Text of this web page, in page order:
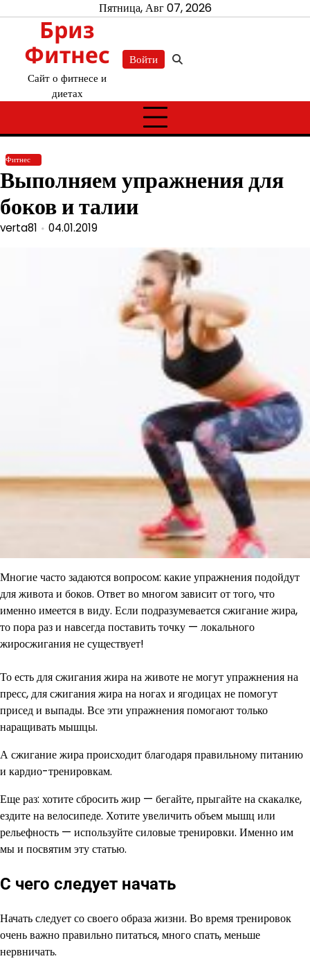
содержимому
Пятница, Авг 07, 2026
Бриз
Фитнес
Сайт о фитнесе и
диетах
Войти
Фитнес
Выполняем упражнения для
боков и талии
verta81 04.01.2019
Многие часто задаются вопросом: какие упражнения подойдут
для живота и боков. Ответ во многом зависит от того, что
именно имеется в виду. Если подразумевается сжигание жира,
то пора раз и навсегда поставить точку — локального
жиросжигания не существует!
То есть для сжигания жира на животе не могут упражнения на
пресс, для сжигания жира на ногах и ягодицах не помогут
присед и выпады. Все эти упражнения помогают только
наращивать мышцы.
А сжигание жира происходит благодаря правильному питанию
и кардио-тренировкам.
Еще раз: хотите сбросить жир — бегайте, прыгайте на скакалке,
ездите на велосипеде. Хотите увеличить объем мышц или
рельефность — используйте силовые тренировки. Именно им
мы и посвятим эту статью.
С чего следует начать
Начать следует со своего образа жизни. Во время тренировок
очень важно правильно питаться, много спать, меньше
нервничать.